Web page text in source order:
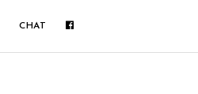
CHAT